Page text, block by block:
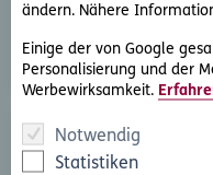
ändern. Nähere
Einige der von Google
Personalisierung und der
Werbewirksamkeit.
Notwendig
Statistiken